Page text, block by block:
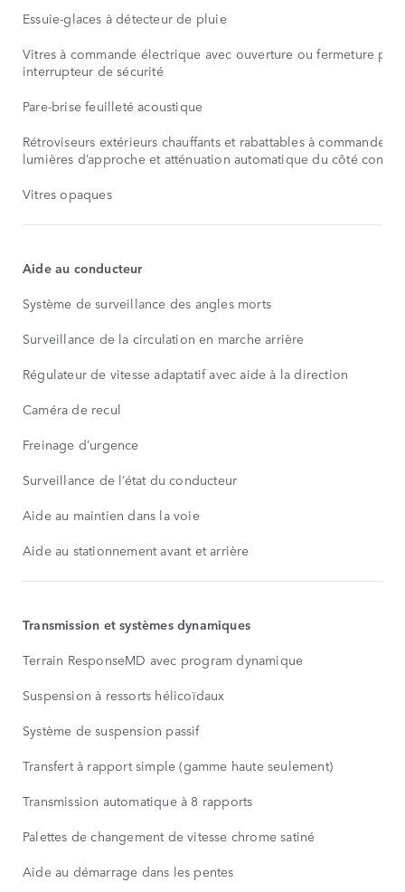
Essuie-glaces à détecteur de pluie
Vitres à commande électrique avec ouverture ou fermeture par
interrupteur de sécurité
Pare-brise feuilleté acoustique
Rétroviseurs extérieurs chauffants et rabattables à commande
lumières d’approche et atténuation automatique du côté
Vitres opaques
Aide au conducteur
Système de surveillance des angles morts
Surveillance de la circulation en marche arrière
Régulateur de vitesse adaptatif avec aide à la direction
Caméra de recul
Freinage d’urgence
Surveillance de l’état du conducteur
Aide au maintien dans la voie
Aide au stationnement avant et arrière
Transmission et systèmes dynamiques
Terrain ResponseMD avec program dynamique
Suspension à ressorts hélicoïdaux
Système de suspension passif
Transfert à rapport simple (gamme haute seulement)
Transmission automatique à 8 rapports
Palettes de changement de vitesse chrome satiné
Aide au démarrage dans les pentes